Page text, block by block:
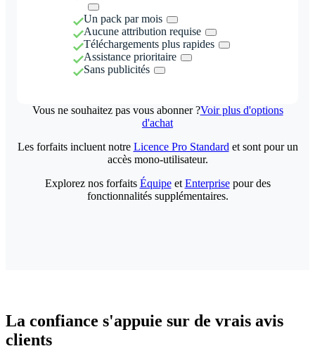
Un pack par mois
Aucune attribution requise
Téléchargements plus rapides
Assistance prioritaire
Sans publicités
Vous ne souhaitez pas vous abonner ?Voir plus d'options
d'achat
Les forfaits incluent notre Licence Pro Standard et sont pour un
accès mono-utilisateur.
Explorez nos forfaits Équipeet Enterprisepour des
fonctionnalités supplémentaires.
La confiance s'appuie sur de vrais avis
clients